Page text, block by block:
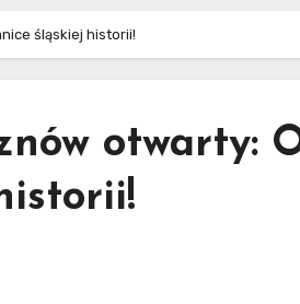
śląskiej historii!
otwarty: